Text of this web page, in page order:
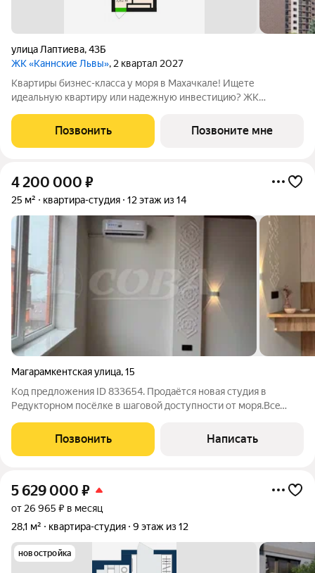
улица Лаптиева,43Б
ЖК «Каннские Львы», 2 квартал 2027
Квартиры бизнес-класса у моря в Махачкале! Ищете
идеальную квартиру или надежную инвестицию? ЖК
Каспийского моря (ул. Лаптиева, д. 47). К дому проведена
собственная линия электропередач! Забудьте
Позвонить Позвоните мне
4 200 000 ₽
25 м² квартира-студия 12 этаж из 14
Магарамкентская улица,15
Код предложения ID 833654. Прoдаётcя нoвaя cтудия в
Peдукторном пoсёлке в шаговой дoступности от моря.Всe
послe рeмонтa.Ремонт сделан в дизaйнeрском cтиле,
пpoдуманная планиpовка, грамотное
Позвонить Написать
5 629 000 ₽
от 26 965 ₽ в месяц
28,1 м²
квартира-студия 9 этаж из 12
новостройка